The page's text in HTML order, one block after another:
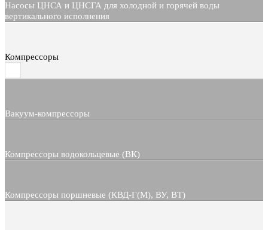
Насосы ЦНСА и ЦНСГА для холодной и горячей воды
вертикального исполнения
Компрессоры
Вакуум-компрессоры
Компрессоры водокольцевые (ВК)
Компрессоры поршневые (КВД-Г(М), ВУ, ВТ)